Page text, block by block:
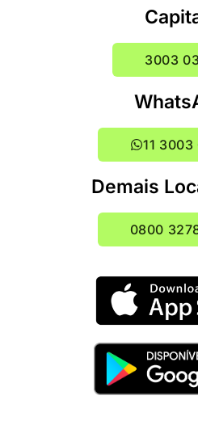
3003
11
Demais
0800